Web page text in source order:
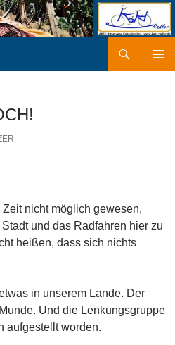
nicht möglich gewesen,
und das Radfahren hier zu
heißen, dass sich nichts
in unserem Lande. Der
Und die Lenkungsgruppe
aufgestellt worden.